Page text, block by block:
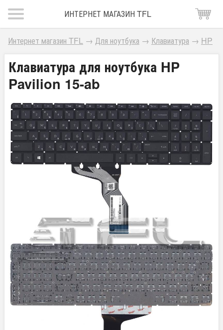
ИНТЕРНЕТ МАГАЗИН TFL
Интернет магазин TFL → Для ноутбука → Клавиатура → HP
Клавиатура для ноутбука HP
Pavilion 15-ab